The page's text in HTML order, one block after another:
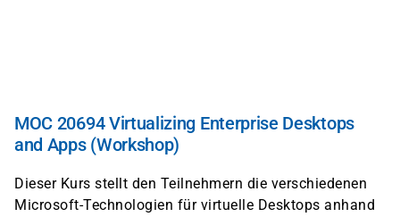
MOC 20694 Virtualizing Enterprise Desktops
and Apps (Workshop)
Dieser Kurs stellt den Teilnehmern die verschiedenen
Microsoft-Technologien für virtuelle Desktops anhand